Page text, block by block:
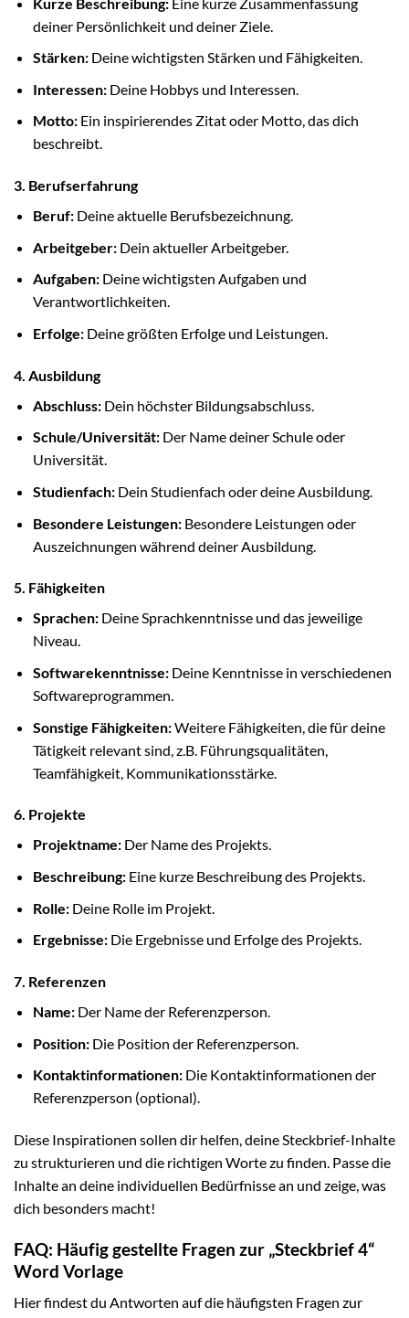
deiner Persönlichkeit und deiner Ziele.
Stärken:Deine wichtigsten Stärken und Fähigkeiten.
Interessen:Deine Hobbys und Interessen.
Motto:Ein inspirierendes Zitat oder Motto, das dich
beschreibt.
3. Berufserfahrung
Beruf:Deine aktuelle Berufsbezeichnung.
Arbeitgeber:Dein aktueller Arbeitgeber.
Aufgaben:Deine wichtigsten Aufgaben und
Verantwortlichkeiten.
Erfolge:Deine größten Erfolge und Leistungen.
4. Ausbildung
Abschluss:Dein höchster Bildungsabschluss.
Schule/Universität:Der Name deiner Schule oder
Universität.
Studienfach:Dein Studienfach oder deine Ausbildung.
Besondere Leistungen:Besondere Leistungen oder
Auszeichnungen während deiner Ausbildung.
5. Fähigkeiten
Sprachen:Deine Sprachkenntnisse und das jeweilige
Niveau.
Softwarekenntnisse:Deine Kenntnisse in verschiedenen
Softwareprogrammen.
Sonstige Fähigkeiten:Weitere Fähigkeiten, die für deine
Tätigkeit relevant sind, z.B. Führungsqualitäten,
Teamfähigkeit, Kommunikationsstärke.
6. Projekte
Projektname:Der Name des Projekts.
Beschreibung:Eine kurze Beschreibung des Projekts.
Rolle:Deine Rolle im Projekt.
Ergebnisse:Die Ergebnisse und Erfolge des Projekts.
7. Referenzen
Name:Der Name der Referenzperson.
Position:Die Position der Referenzperson.
Kontaktinformationen:Die Kontaktinformationen der
Referenzperson (optional).
Diese Inspirationen sollen dir helfen, deine Steckbrief-Inhalte
zu strukturieren und die richtigen Worte zu finden. Passe die
Inhalte an deine individuellen Bedürfnisse an und zeige, was
dich besonders macht!
FAQ: Häufig gestellte Fragen zur „Steckbrief 4“
Word Vorlage
Hier findest du Antworten auf die häufigsten Fragen zur